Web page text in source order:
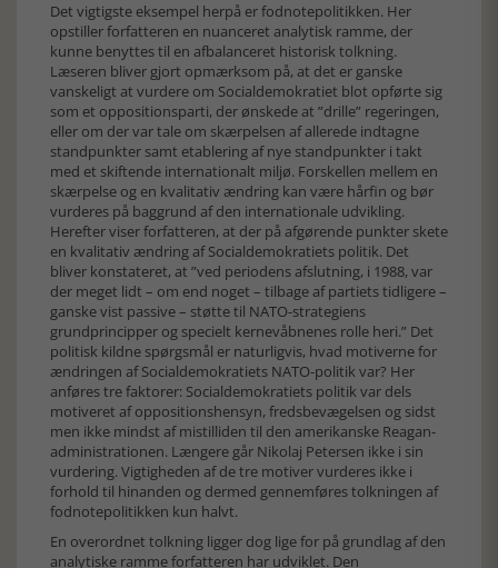
Det vigtigste eksempel herpå er fodnotepolitikken. Her
opstiller forfatteren en nuanceret analytisk ramme, der
kunne benyttes til en afbalanceret historisk tolkning.
Læseren bliver gjort opmærksom på, at det er ganske
vanskeligt at vurdere om Socialdemokratiet blot opførte sig
som et oppositionsparti, der ønskede at ”drille” regeringen,
eller om der var tale om skærpelsen af allerede indtagne
standpunkter samt etablering af nye standpunkter i takt
med et skiftende internationalt miljø. Forskellen mellem en
skærpelse og en kvalitativ ændring kan være hårfin og bør
vurderes på baggrund af den internationale udvikling.
Herefter viser forfatteren, at der på afgørende punkter skete
en kvalitativ ændring af Socialdemokratiets politik. Det
bliver konstateret, at ”ved periodens afslutning, i 1988, var
der meget lidt – om end noget – tilbage af partiets tidligere –
ganske vist passive – støtte til NATO-strategiens
grundprincipper og specielt kernevåbnenes rolle heri.” Det
politisk kildne spørgsmål er naturligvis, hvad motiverne for
ændringen af Socialdemokratiets NATO-politik var? Her
anføres tre faktorer: Socialdemokratiets politik var dels
motiveret af oppositionshensyn, fredsbevægelsen og sidst
men ikke mindst af mistilliden til den amerikanske Reagan-
administrationen. Længere går Nikolaj Petersen ikke i sin
vurdering. Vigtigheden af de tre motiver vurderes ikke i
forhold til hinanden og dermed gennemføres tolkningen af
fodnotepolitikken kun halvt.
En overordnet tolkning ligger dog lige for på grundlag af den
analytiske ramme forfatteren har udviklet. Den